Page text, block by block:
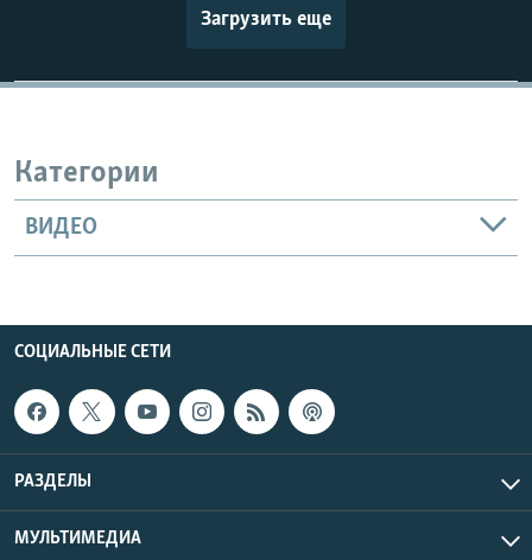
Загрузить еще
Категории
ВИДЕО
СОЦИАЛЬНЫЕ СЕТИ
РАЗДЕЛЫ
МУЛЬТИМЕДИА